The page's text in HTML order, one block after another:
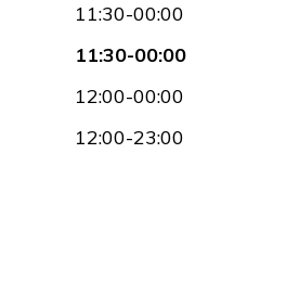
11:30-00:00
11:30-00:00
12:00-00:00
12:00-23:00